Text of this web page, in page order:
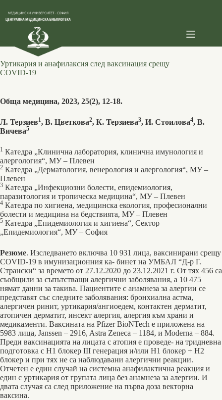
content
Уртикария и анафилаксия след ваксинация срещу
COVID-19
Обща медицина, 2023, 25(2), 12-18.
Л. Терзиев1, В. Цветкова2, К. Терзиева3, И. Стоилова4, В.
Вичева5
1 Катедра „Клинична лаборатория, клинична имунология и
алергология“, МУ ‒ Плевен
2 Катедра „Дерматология, венерология и алергология“, МУ ‒
Плевен
3 Катедра „Инфекциозни болести, епидемиология,
паразитология и тропическа медицина“, МУ ‒ Плевен
4 Катедра по хигиена, медицинска екология, професионални
болести и медицина на бедствията, МУ – Плевен
5 Катедра „Епидемиология и хигиена“, Сектор
„Епидемиология“, МУ ‒ София
Резюме. Изследването включва 10 931 лица, ваксинирани срещу
COVID-19 в имунизационния ка- бинет на УМБАЛ “Д-р Г.
Странски“ за времето от 27.12.2020 до 23.12.2021 г. От тях 456 са
съобщили за съпътстващи алергични заболявания, а 10 475
нямат данни за такива. Пациентите с анамнеза за алергии се
представят със следните заболявания: бронхиална астма,
алергичен ринит, уртикария/ангиоедем, контактен дерматит,
атопичен дерматит, инсект алергия, алергия към храни и
медикаменти. Ваксината на Pfizer BioNTech е приложена на
5983 лица, Janssen – 2916, Astra Zeneca ‒ 1184, и Moderna ‒ 884.
Преди ваксинацията на лицата с атопия е проведе- на тридневна
подготовка с Н1 блокер III генерация и/или Н1 блокер + Н2
блокер и при тях не са наблюдавани алергични реакции.
Отчетен е един случай на системна анафилактична реакция и
един с уртикария от групата лица без анамнеза за алергии. И
двата случая са след приложение на първа доза векторна
ваксина.